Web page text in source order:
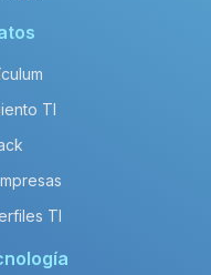
TI
TI